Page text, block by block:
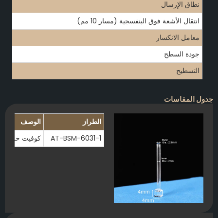
نطاق الإرسال
انتقال الأشعة فوق البنفسجية (مسار 10 مم)
معامل الانكسار
جودة السطح
التسطيح
جدول المقاسات
الطراز
الوصف
AT-BSM-6031-1
كوفيت خلية